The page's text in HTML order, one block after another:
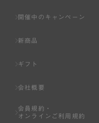
開催中のキャンペーン
新商品
ギフト
会社概要
会員規約・
オンラインご利用規約